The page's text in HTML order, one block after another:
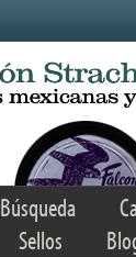
Búsqueda
Sellos